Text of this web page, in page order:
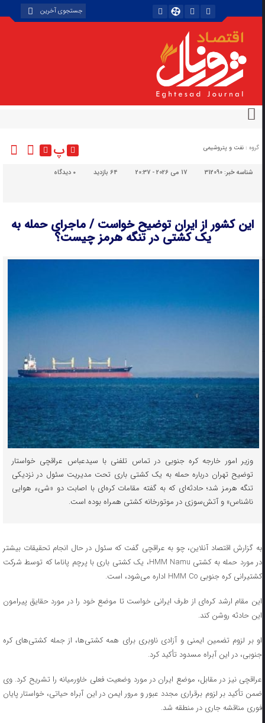
گروه : نفت و پتروشیمی پ
شناسه خبر:312090 17 می 2026 - 20:37 64 بازدید دیدگاه
این کشور از ایران توضیح خواست / ماجرای حمله به
یک کشتی در تنگه هرمز چیست؟
وزیر امور خارجه کره جنوبی در تماس تلفنی با سیدعباس عراقچی خواستار
توضیح تهران درباره حمله به یک کشتی باری تحت مدیریت سئول در نزدیکی
تنگه هرمز شد؛ حادثه‌ای که به گفته مقامات کره‌ای با اصابت دو «شیء هوایی
ناشناس» و آتش‌سوزی در موتورخانه کشتی همراه بوده است.
به گزارش اقتصاد آنلاین، چو به عراقچی گفت که سئول در حال انجام تحقیقات بیشتر
در مورد حمله به کشتی HMM Namu، یک کشتی باری با پرچم پاناما که توسط شرکت
کشتیرانی کره جنوبی HMM Co اداره می‌شود، است.
این مقام ارشد کره‌ای از طرف ایرانی خواست تا موضع خود را در مورد حقایق پیرامون
این حادثه روشن کند.
او بر لزوم تضمین ایمنی و آزادی ناوبری برای همه کشتی‌ها، از جمله کشتی‌های کره
جنوبی، در این آبراه مسدود تأکید کرد.
عراقچی نیز در مقابل، موضع ایران در مورد وضعیت فعلی خاورمیانه را تشریح کرد. وی
ضمن تأکید بر لزوم برقراری مجدد عبور و مرور ایمن در این آبراه حیاتی، خواستار پایان
فوری مناقشه جاری در منطقه شد.